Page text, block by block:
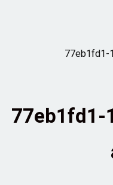
77eb1fd1-
77eb1fd1-